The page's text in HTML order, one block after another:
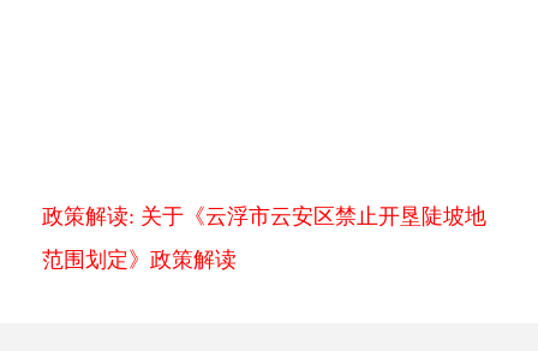
政策解读: 关于《云浮市云安区禁止开垦陡坡地
范围划定》政策解读